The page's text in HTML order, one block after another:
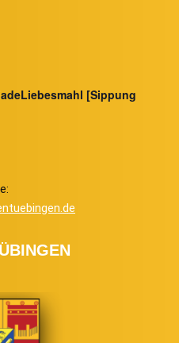
[Sippung